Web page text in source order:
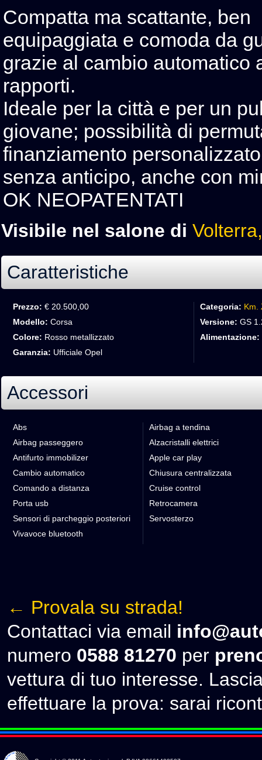
Compatta ma scattante, ben
equipaggiata e comoda da
grazie al cambio automatico
rapporti.
Ideale per la città e per un
giovane; possibilità di
finanziamento
senza anticipo, anche con
OK NEOPATENTATI
Visibile nel salone di
Caratteristiche
Prezzo: € 20.500,00 Categoria: Km.
Modello: Corsa Versione: GS
Colore: Rosso metallizzato Alimentazione:
Garanzia: Ufficiale Opel
Accessori
Abs
Airbag a tendina
Airbag passeggero
Alzacristalli elettrici
Antifurto immobilizer
Apple car play
Cambio automatico
Chiusura centralizzata
Comando a distanza
Cruise control
Porta usb
Retrocamera
Sensori di parcheggio posteriori
Servosterzo
Vivavoce bluetooth
← Provala su strada!
Contattaci via email
numero 0588 81270 per
vettura di tuo interesse.
effettuare la prova: sarai